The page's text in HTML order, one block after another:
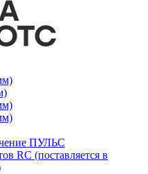
ПУЛЬС
RC (поставляется в